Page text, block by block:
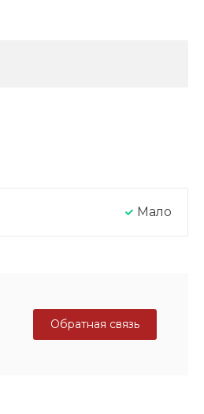
Мало
Обратная связь